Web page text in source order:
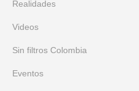
Realidades
Videos
Sin filtros Colombia
Eventos